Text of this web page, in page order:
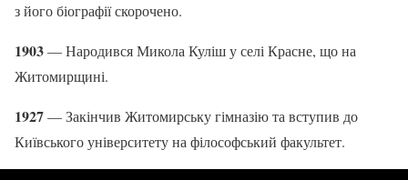
з його біографії скорочено.
1903— Народився Микола Куліш у селі Красне, що на
Житомирщині.
1927— Закінчив Житомирську гімназію та вступив до
Київського університету на філософський факультет.